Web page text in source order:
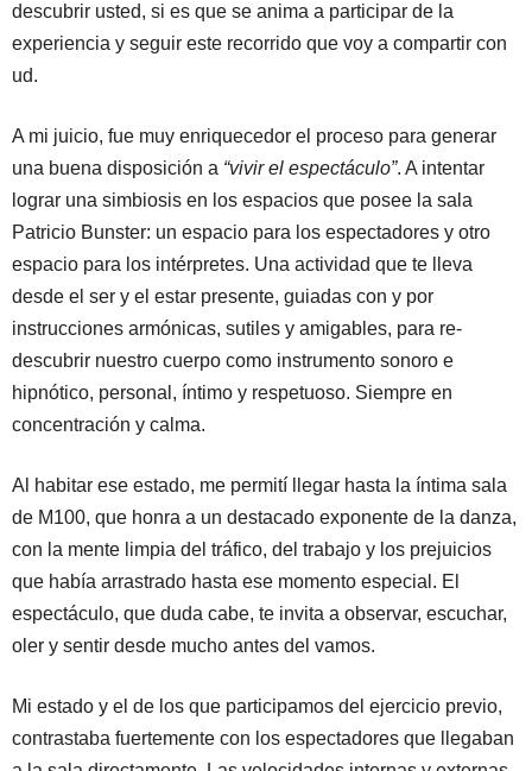
descubrir usted, si es que se anima a participar de la
experiencia y seguir este recorrido que voy a compartir con
ud.
A mi juicio, fue muy enriquecedor el proceso para generar
una buena disposición a “vivir el espectáculo”. A intentar
lograr una simbiosis en los espacios que posee la sala
Patricio Bunster: un espacio para los espectadores y otro
espacio para los intérpretes. Una actividad que te lleva
desde el ser y el estar presente, guiadas con y por
instrucciones armónicas, sutiles y amigables, para re-
descubrir nuestro cuerpo como instrumento sonoro e
hipnótico, personal, íntimo y respetuoso. Siempre en
concentración y calma.
Al habitar ese estado, me permití llegar hasta la íntima sala
de M100, que honra a un destacado exponente de la danza,
con la mente limpia del tráfico, del trabajo y los prejuicios
que había arrastrado hasta ese momento especial. El
espectáculo, que duda cabe, te invita a observar, escuchar,
oler y sentir desde mucho antes del vamos.
Mi estado y el de los que participamos del ejercicio previo,
contrastaba fuertemente con los espectadores que llegaban